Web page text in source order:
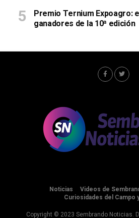
Premio Ternium Expoagro:
ganadores de la 10ª edición
Noticias Videos de
Curiosidades del Campo
Copyright © 2023 Sembrando Noticias.